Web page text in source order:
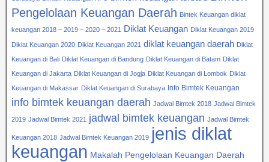
Pengelolaan Keuangan Daerah Bintek Keuangan diklat
keuangan 2018 – 2019 – 2020 – 2021 Diklat Keuangan Diklat Keuangan 2019
Diklat Keuangan 2020 Diklat Keuangan 2021 diklat keuangan daerah Diklat
Keuangan di Bali Diklat Keuangan di Bandung Diklat Keuangan di Batam Diklat
Keuangan di Jakarta Diklat Keuangan di Jogja Diklat Keuangan di Lombok Diklat
Keuangan di Makassar Diklat Keuangan di Surabaya Info Bimtek Keuangan
info bimtek keuangan daerah Jadwal Bimtek 2018 Jadwal Bimtek
2019 Jadwal Bimtek 2021 jadwal bimtek keuangan Jadwal Bimtek
Keuangan 2018 Jadwal Bimtek Keuangan 2019 jenis diklat
keuangan Makalah Pengelolaan Keuangan Daerah